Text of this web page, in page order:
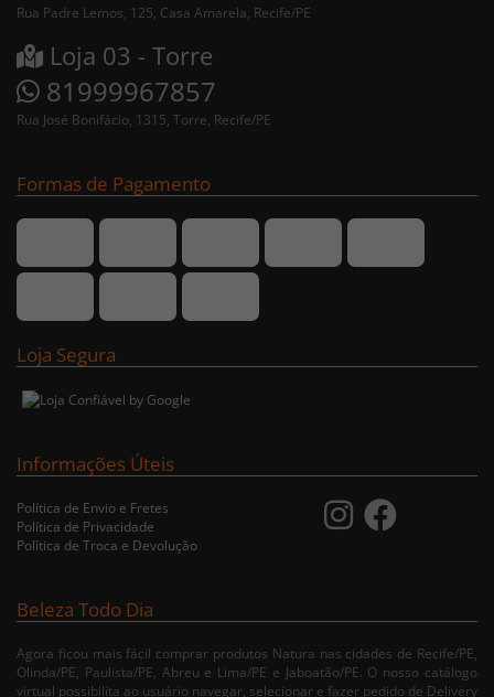
Rua Padre Lemos, 125, Casa Amarela, Recife/PE
Loja 03 - Torre
81999967857
Rua José Bonifácio, 1315, Torre, Recife/PE
Formas de Pagamento
Loja Segura
Informações Úteis
Política de Envio e Fretes
Política de Privacidade
Política de Troca e Devolução
Beleza Todo Dia
Agora ficou mais fácil comprar produtos Natura nas cidades de Recife/PE,
Olinda/PE, Paulista/PE, Abreu e Lima/PE e Jaboatão/PE. O nosso catálogo
virtual possibilita ao usuário navegar, selecionar e fazer pedido de Delivery